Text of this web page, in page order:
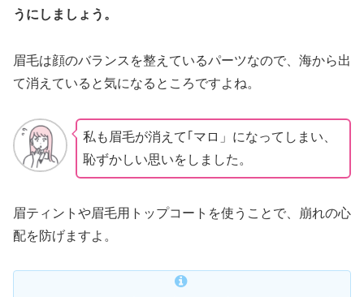
うにしましょう。
眉毛は顔のバランスを整えているパーツなので、海から出
て消えていると気になるところですよね。
私も眉毛が消えて｢マロ」になってしまい、
恥ずかしい思いをしました。
眉ティントや眉毛用トップコートを使うことで、崩れの心
配を防げますよ。